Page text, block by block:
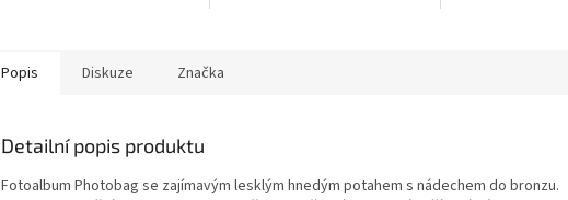
Popis Diskuze Značka
Detailní popis produktu
Fotoalbum Photobag se zajímavým lesklým hnedým potahem s nádechem do bronzu.